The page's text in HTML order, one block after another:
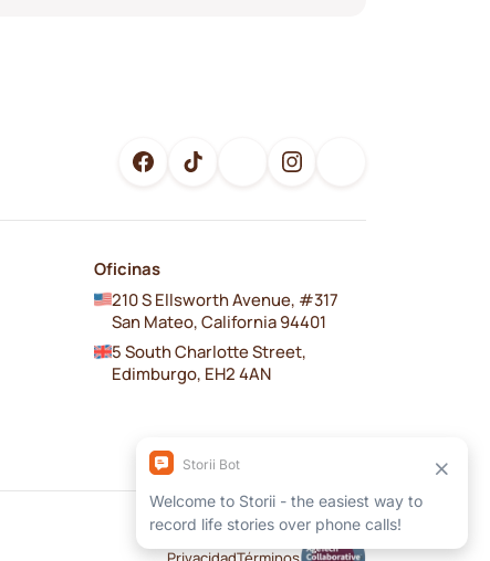
Oficinas
210 S Ellsworth Avenue, #317
San Mateo, California 94401
5 South Charlotte Street,
Edimburgo, EH2 4AN